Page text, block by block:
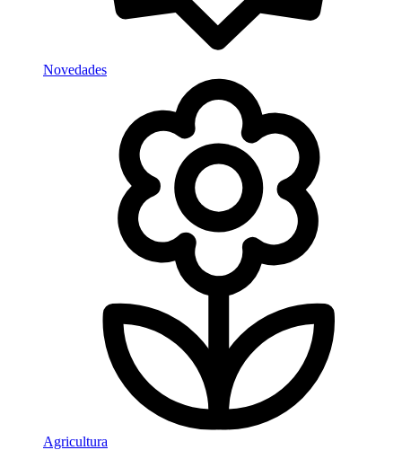
Novedades
Agricultura